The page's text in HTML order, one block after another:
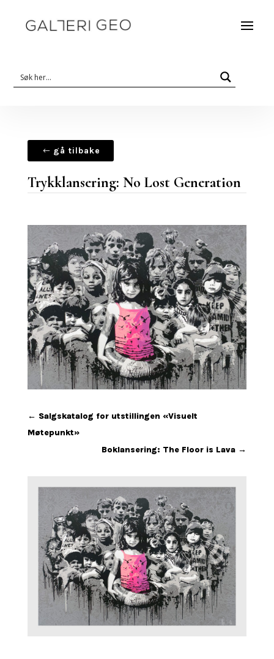
gå tilbake
Trykklansering: No Lost Generation
← Salgskatalog for utstillingen «Visuelt
Møtepunkt»
Boklansering: The Floor is Lava →